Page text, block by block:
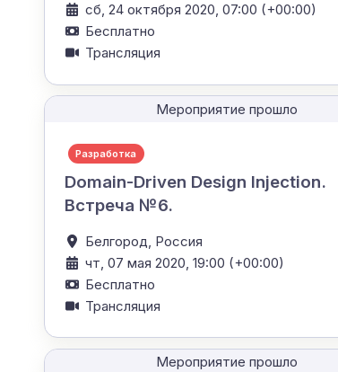
сб, 24 октября 2020, 07:00 (+00:00)
Бесплатно
Трансляция
Мероприятие прошло
Разработка
Domain-Driven Design Injection.
Встреча №6.
Белгород, Россия
чт, 07 мая 2020, 19:00 (+00:00)
Бесплатно
Трансляция
Мероприятие прошло